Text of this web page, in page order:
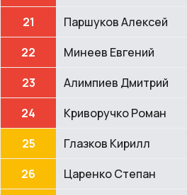
21
Паршуков Алексей
22
Минеев Евгений
23
Алимпиев Дмитрий
24
Криворучко Роман
25
Глазков Кирилл
26
Царенко Степан